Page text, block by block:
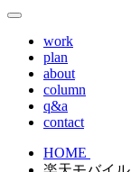
work
plan
about
column
q&a
contact
HOME